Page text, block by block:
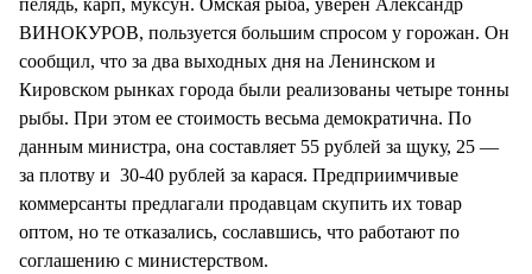
пелядь, карп, муксун. Омская рыба, уверен Александр
ВИНОКУРОВ, пользуется большим спросом у горожан. Он
сообщил, что за два выходных дня на Ленинском и
Кировском рынках города были реализованы четыре тонны
рыбы. При этом ее стоимость весьма демократична. По
данным министра, она составляет 55 рублей за щуку, 25 —
за плотву и 30-40 рублей за карася. Предприимчивые
коммерсанты предлагали продавцам скупить их товар
оптом, но те отказались, сославшись, что работают по
соглашению с министерством.